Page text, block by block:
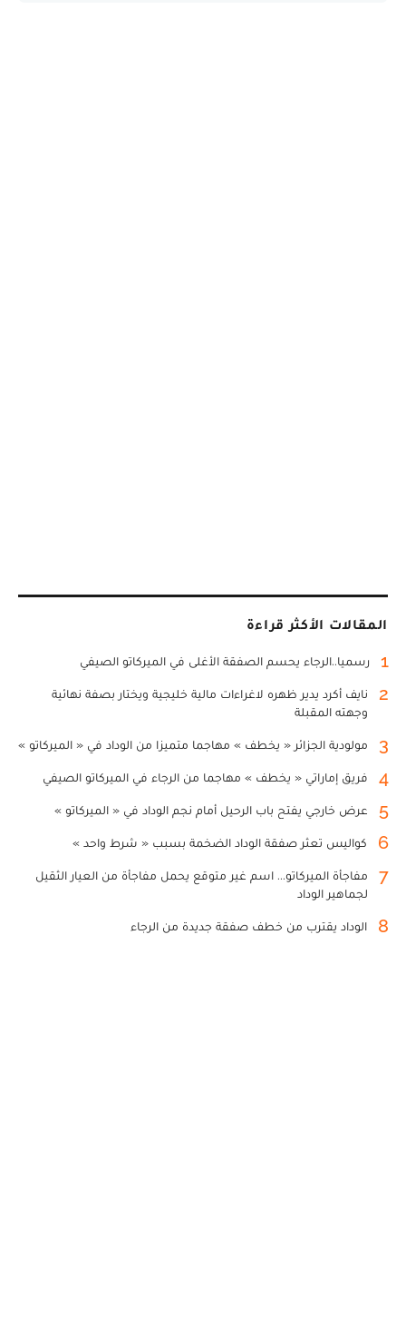
المقالات الأكثر قراءة
1 رسميا..الرجاء يحسم الصفقة الأغلى في الميركاتو الصيفي
2
نايف أكرد يدير ظهره لاغراءات مالية خليجية ويختار بصفة نهائية
وجهته المقبلة
3 مولودية الجزائر « يخطف » مهاجما متميزا من الوداد في « الميركاتو »
4 فريق إماراتي « يخطف » مهاجما من الرجاء في الميركاتو الصيفي
5 عرض خارجي يفتح باب الرحيل أمام نجم الوداد في « الميركاتو »
6 كواليس تعثر صفقة الوداد الضخمة بسبب « شرط واحد »
7
مفاجأة الميركاتو... اسم غير متوقع يحمل مفاجأة من العيار الثقيل
لجماهير الوداد
8 الوداد يقترب من خطف صفقة جديدة من الرجاء